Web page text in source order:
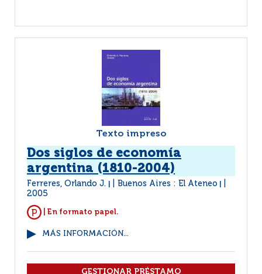
Texto impreso
Dos siglos de economía
argentina (1810-2004)
Ferreres, Orlando J. Buenos Aires : El Ateneo
2005
| En formato papel.
MÁS INFORMACIÓN...